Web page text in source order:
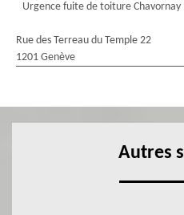
Urgence fuite de toiture Chavornay
Rue des Terreau du Temple 22
1201 Genève
Autres